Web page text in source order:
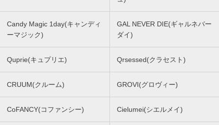
Candy Magic 1day(キャンディ
ーマジック)
GAL NEVER DIE(ギャルネバー
ダイ)
Quprie(キュプリエ) Qrsessed(クラセスト)
CRUUM(クルーム) GROVI(グロヴィー)
CoFANCY(コファンシー) Cielumei(シエルメイ)